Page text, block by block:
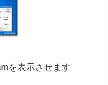
を表示させます